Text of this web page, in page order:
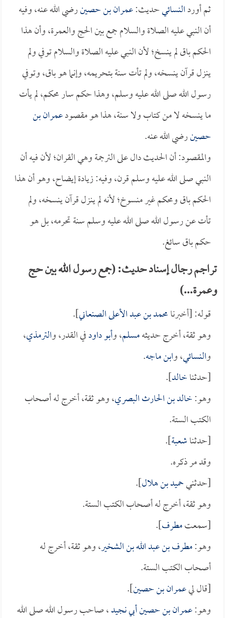
ثم أوردالنسائيحديث:عمران بن حصينرضي الله عنه، وفيه
أن النبي عليه الصلاة والسلام جمع بين الحج والعمرة، وأن هذا
الحكم باق لم ينسخ؛ لأن النبي عليه الصلاة والسلام توفي ولم
ينزل قرآن ينسخه، ولم تأت سنة بتحريمه، وإنما هو باق، وتوفي
رسول الله صلى الله عليه وسلم، وهذا حكم سار محكم، لم يأت
ما ينسخه لا من كتاب ولا سنة، هذا هو مقصودعمران بن
حصينرضي الله عنه.
والمقصود: أن الحديث دال على الترجمة وهي القران؛ لأن فيه أن
النبي صلى الله عليه وسلم قرن، وفيه: زيادة إيضاح، وهو أن هذا
الحكم باق ومحكم غير منسوخ؛ لأنه لم ينزل قرآن ينسخه، ولم
تأت عن رسول الله صلى الله عليه وسلم سنة تحرمه، بل هو
حكم باق سائغ.
تراجم رجال إسناد حديث: (جمع رسول الله بين حج
وعمرة...)
قوله: [أخبرنامحمد بن عبد الأعلى الصنعاني].
وهو ثقة، أخرج حديثهمسلم، وأبو داودفي القدر، والترمذي،
والنسائي، وابن ماجه.
[حدثناخالد].
وهو:خالد بن الحارث البصري، وهو ثقة، أخرج له أصحاب
الكتب الستة.
[حدثناشعبة].
وقد مر ذكره.
[حدثنيحميد بن هلال].
وهو ثقة، أخرج له أصحاب الكتب الستة.
[سمعتمطرف].
وهو:مطرف بن عبد الله بن الشخير، وهو ثقة، أخرج له
أصحاب الكتب الستة.
[قال ليعمران بن حصين].
وهو:عمران بن حصين أبي نجيد، صاحب رسول الله صلى الله